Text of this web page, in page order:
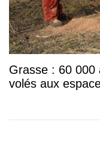
Grasse : 60 000
volés aux